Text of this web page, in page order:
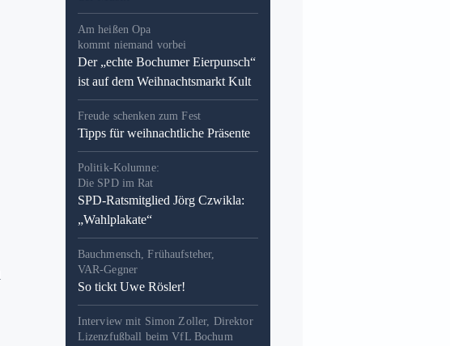
Am heißen Opa
kommt niemand vorbei
Der „echte Bochumer Eierpunsch“
ist auf dem Weihnachtsmarkt Kult
Freude schenken zum Fest
Tipps für weihnachtliche Präsente
Politik-Kolumne:
Die SPD im Rat
SPD-Ratsmitglied Jörg Czwikla:
„Wahlplakate“
Bauchmensch, Frühaufsteher,
VAR-Gegner
So tickt Uwe Rösler!
Interview mit Simon Zoller, Direktor
Lizenzfußball beim VfL Bochum